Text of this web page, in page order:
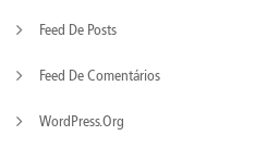
Feed De Posts
Feed De Comentários
WordPress.org